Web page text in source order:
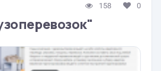
158 0